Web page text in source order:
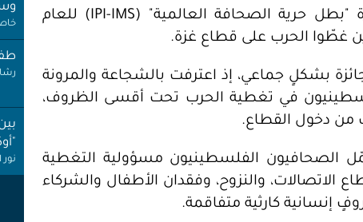
حصلت مؤسسة "فلسطينيات" على جائزة "بطل حرية الصحافة العالمية" (IPI-IMS) للعام
بشكلٍ جماعي، إذ اعترفت بالشجاعة والمرونة
في تغطية الحرب تحت أقسى الظروف،
من دخول القطاع.
الصحافيون الفلسطينيون مسؤولية التغطية
الاتصالات، والنزوح، وفقدان الأطفال والشركاء
إنسانية كارثية متفاقمة.